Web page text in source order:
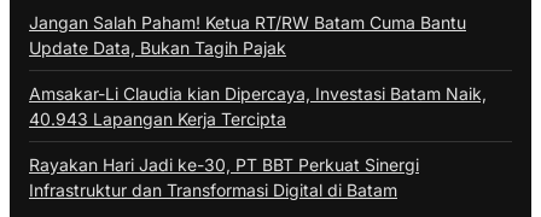
Jangan Salah Paham! Ketua RT/RW Batam Cuma Bantu
Update Data, Bukan Tagih Pajak
Amsakar-Li Claudia kian Dipercaya, Investasi Batam Naik,
40.943 Lapangan Kerja Tercipta
Rayakan Hari Jadi ke-30, PT BBT Perkuat Sinergi
Infrastruktur dan Transformasi Digital di Batam